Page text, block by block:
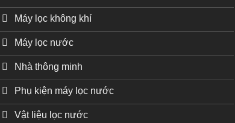
Máy lọc không khí
Máy lọc nước
Nhà thông minh
Phụ kiện máy lọc nước
Vật liệu lọc nước